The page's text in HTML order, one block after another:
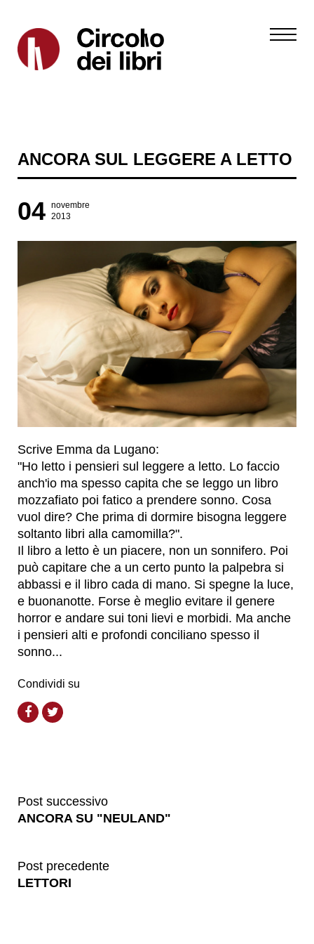
ANCORA SUL LEGGERE A LETTO
04 novembre
2013
Scrive Emma da Lugano:
"Ho letto i pensieri sul leggere a letto. Lo faccio
anch'io ma spesso capita che se leggo un libro
mozzafiato poi fatico a prendere sonno. Cosa
vuol dire? Che prima di dormire bisogna leggere
soltanto libri alla camomilla?".
Il libro a letto è un piacere, non un sonnifero. Poi
può capitare che a un certo punto la palpebra si
abbassi e il libro cada di mano. Si spegne la luce,
e buonanotte. Forse è meglio evitare il genere
horror e andare sui toni lievi e morbidi. Ma anche
i pensieri alti e profondi conciliano spesso il
sonno...
Condividi su
Post successivo
ANCORA SU "NEULAND"
Post precedente
LETTORI